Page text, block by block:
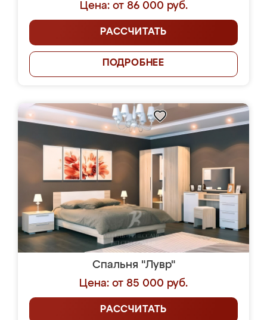
Цена: от 86 000 руб.
РАССЧИТАТЬ
ПОДРОБНЕЕ
Спальня "Лувр"
Цена: от 85 000 руб.
РАССЧИТАТЬ